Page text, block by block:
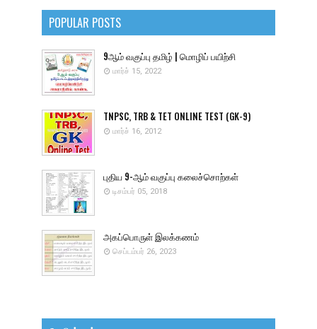
POPULAR POSTS
9ஆம் வகுப்பு தமிழ் | மொழிப் பயிற்சி
மார்ச் 15, 2022
TNPSC, TRB & TET ONLINE TEST (GK-9)
மார்ச் 16, 2012
புதிய 9-ஆம் வகுப்பு கலைச்சொற்கள்
டிசம்பர் 05, 2018
அகப்பொருள் இலக்கணம்
செப்டம்பர் 26, 2023